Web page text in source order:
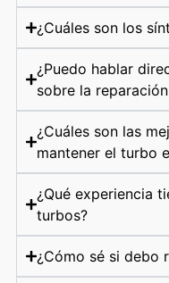
¿Cuáles son los
¿Puedo hablar
sobre la
¿Cuáles son las
mantener el turbo
¿Qué experiencia
turbos?
¿Cómo sé si debo